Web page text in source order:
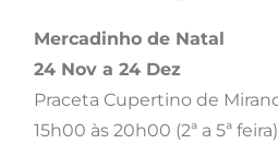
Mercadinho de Natal
24 Nov a 24 Dez
Praceta Cupertino de
15h00 às 20h00 (2ª a 5ª feira)